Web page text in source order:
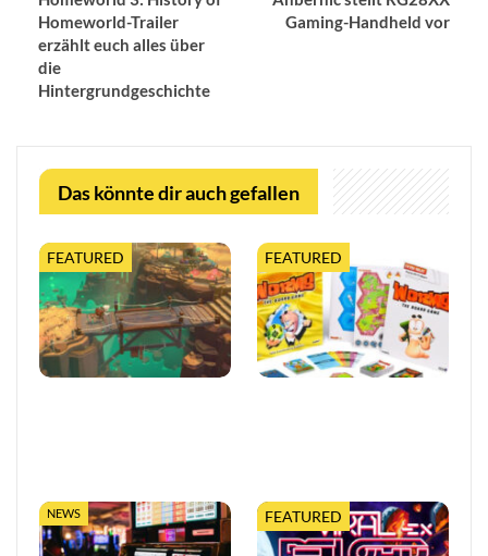
Homeworld-Trailer
erzählt euch alles über
die
Hintergrundgeschichte
Gaming-Handheld vor
Das könnte dir auch gefallen
FEATURED FEATURED
NEWS FEATURED